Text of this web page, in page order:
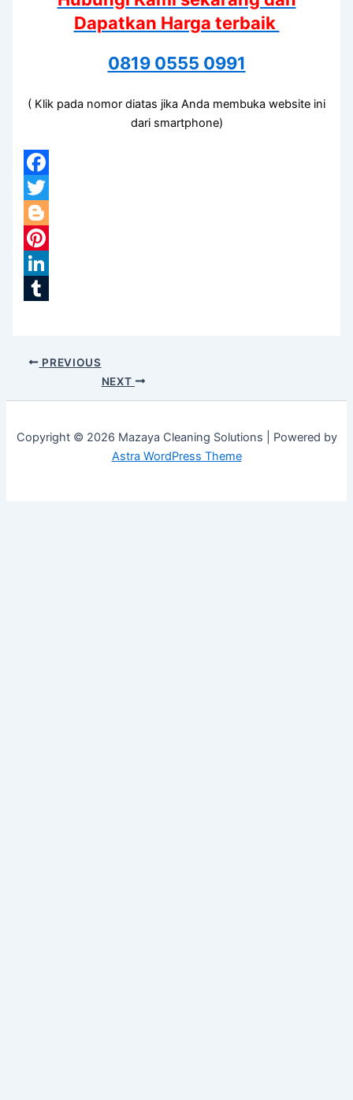
Dapatkan Harga terbaik
0819 0555 0991
( Klik pada nomor diatas jika Anda membuka website ini
dari smartphone)
Facebook
Twitter
Blogger
Pinterest
LinkedIn
PREVIOUS
NEXT
Copyright © 2026 Mazaya Cleaning Solutions | Powered by
Astra WordPress Theme